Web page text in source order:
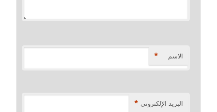
الاسم *
البريد الإلكتروني *